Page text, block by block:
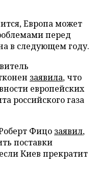
Европа может
перед
в следующем году.
заявила, что
европейских
российского газа
Фицо заявил,
поставки
Киев прекратит